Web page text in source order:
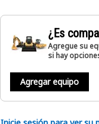
¿Es
Agregue su
si hay
Agregar equipo